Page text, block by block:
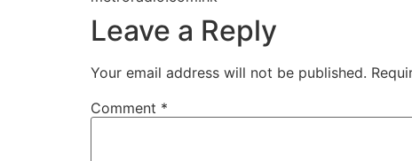
Leave a Reply
Your email address will not be published.
Comment *